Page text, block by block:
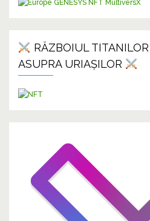
RĂZBOIUL TITANILOR
ASUPRA URIAȘILOR